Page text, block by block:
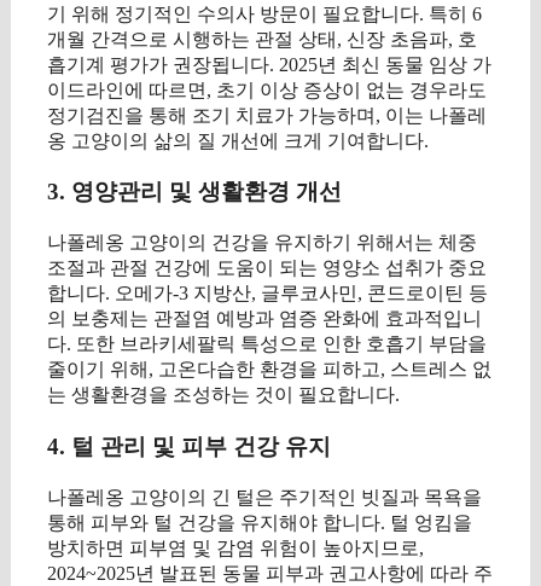
기 위해 정기적인 수의사 방문이 필요합니다. 특히 6
개월 간격으로 시행하는 관절 상태, 신장 초음파, 호
흡기계 평가가 권장됩니다. 2025년 최신 동물 임상 가
이드라인에 따르면, 초기 이상 증상이 없는 경우라도
정기검진을 통해 조기 치료가 가능하며, 이는 나폴레
옹 고양이의 삶의 질 개선에 크게 기여합니다.
3. 영양관리 및 생활환경 개선
나폴레옹 고양이의 건강을 유지하기 위해서는 체중
조절과 관절 건강에 도움이 되는 영양소 섭취가 중요
합니다. 오메가-3 지방산, 글루코사민, 콘드로이틴 등
의 보충제는 관절염 예방과 염증 완화에 효과적입니
다. 또한 브라키세팔릭 특성으로 인한 호흡기 부담을
줄이기 위해, 고온다습한 환경을 피하고, 스트레스 없
는 생활환경을 조성하는 것이 필요합니다.
4. 털 관리 및 피부 건강 유지
나폴레옹 고양이의 긴 털은 주기적인 빗질과 목욕을
통해 피부와 털 건강을 유지해야 합니다. 털 엉킴을
방치하면 피부염 및 감염 위험이 높아지므로,
2024~2025년 발표된 동물 피부과 권고사항에 따라 주